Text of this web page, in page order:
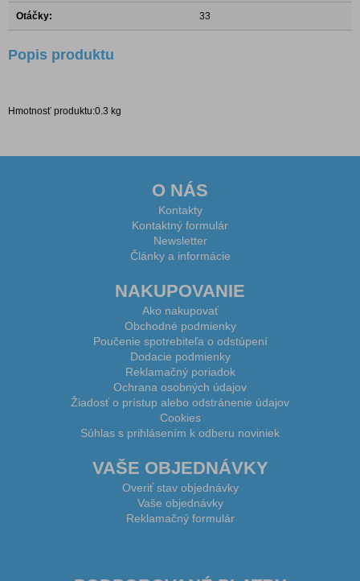
Otáčky: 33
Popis produktu
Hmotnosť produktu:0.3 kg
O NÁS
Kontakty
Kontaktný formulár
Newsletter
Články a informácie
NAKUPOVANIE
Ako nakupovať
Obchodné podmienky
Poučenie spotrebiteľa o odstúpení
Dodacie podmienky
Reklamačný poriadok
Ochrana osobných údajov
Žiadosť o prístup alebo odstránenie údajov
Cookies
Súhlas s prihlásením k odberu noviniek
VAŠE OBJEDNÁVKY
Overiť stav objednávky
Vaše objednávky
Reklamačný formulár